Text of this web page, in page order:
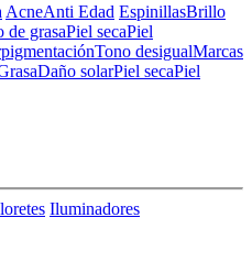
AcneAnti Edad EspinillasBrillo
de grasaPiel secaPiel
Tono desigualMarcas
Daño solarPiel secaPiel
Iluminadores